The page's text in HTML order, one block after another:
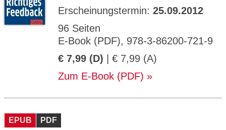
Erscheinungstermin: 25.09.2012
96 Seiten
E-Book (PDF), 978-3-86200-721-9
€ 7,99 (D) | € 7,99 (A)
Zum E-Book (PDF)
EPUB PDF